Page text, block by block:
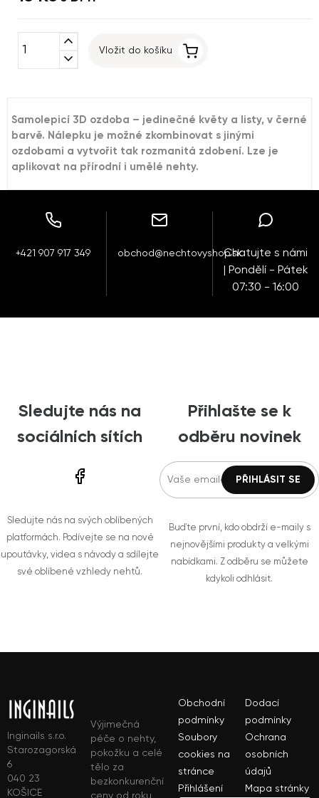
expand_less
expand_more
Vložit do košíku
Samolepicí 3D ozdoba – jedinečné květy a listy, v černé
barvě. Nálepku je možné zkombinovat s jinými
ozdobami a vytvořit tak rozmanitá zdobení. Lze je
aplikovat na přírodní i umělé nehty.
+421 907 917 349 obchod@nechtovyshop.skChatujte s námi
| Pondělí - Pátek
07:30 - 16:00
Sledujte nás na
sociálních sítích
Sledujte nás na svých oblíbených
platformách. Podívejte se na nové
upoutávky, videa s návody a sdílejte
své oblíbené vzhledy nehtů.
Přihlašte se k
odběru novinek
Buďte první, kdo obdrží e-maily s
nejnovějšími produkty a velkými
nabídkami. Z odběru se můžete
kdykoli odhlásit.
Inginails s.r.o.
Starozagorská
6
040 23
KOŠICE
Výjimečná
péče o nehty,
pokožku a celé
tělo za
bezkonkurenční
ceny od roku
Obchodní
podmínky
Dodací
podmínky
Soubory
cookies na
stránce
Ochrana
osobních
údajů
Přihlášení
Mapa stránky